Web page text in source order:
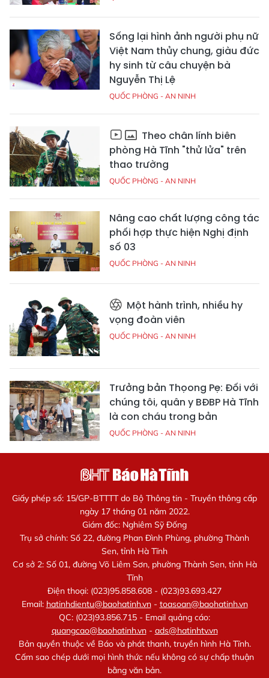
Sống lại hình ảnh người phụ nữ
Việt Nam thủy chung, giàu đức
hy sinh từ câu chuyện bà
Nguyễn Thị Lệ
QUỐC PHÒNG - AN NINH
Theo chân lính biên
phòng Hà Tĩnh "thử lửa" trên
thao trường
QUỐC PHÒNG - AN NINH
Nâng cao chất lượng công tác
phối hợp thực hiện Nghị định
số 03
QUỐC PHÒNG - AN NINH
Một hành trình, nhiều hy
vọng đoàn viên
QUỐC PHÒNG - AN NINH
Trưởng bản Thọong Pẹ: Đối với
chúng tôi, quân y BĐBP Hà Tĩnh
là con cháu trong bản
QUỐC PHÒNG - AN NINH
Giấy phép số: 15/GP-BTTTT do Bộ Thông tin - Truyền thông cấp
ngày 17 tháng 01 năm 2022.
Giám đốc: Nghiêm Sỹ Đống
Trụ sở chính: Số 22, đường Phan Đình Phùng, phường Thành
Sen, tỉnh Hà Tĩnh
Cơ sở 2: Số 01, đường Võ Liêm Sơn, phường Thành Sen, tỉnh Hà
Tĩnh
Điện thoại: (023)95.858.608 - (023)93.693.427
Email: hatinhdientu@baohatinh.vn- toasoan@baohatinh.vn
QC: (023)93.856.715 - Email quảng cáo:
quangcao@baohatinh.vn- ads@hatinhtv.vn
Bản quyền thuộc về Báo và phát thanh, truyền hình Hà Tĩnh.
Cấm sao chép dưới mọi hình thức nếu không có sự chấp thuận
bằng văn bản.